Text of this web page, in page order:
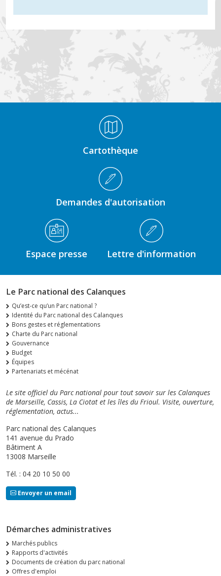
Cartothèque
Demandes d'autorisation
Espace presse Lettre d'information
Le Parc national des Calanques
Qu’est-ce qu’un Parc national ?
Identité du Parc national des Calanques
Bons gestes et réglementations
Charte du Parc national
Gouvernance
Budget
Équipes
Partenariats et mécénat
Le site officiel du Parc national pour tout savoir sur les Calanques
de Marseille, Cassis, La Ciotat et les îles du Frioul. Visite, ouverture,
réglementation, actus...
Parc national des Calanques
141 avenue du Prado
Bâtiment A
13008 Marseille
Tél. : 04 20 10 50 00
Envoyer un email
Démarches administratives
Marchés publics
Rapports d'activités
Documents de création du parc national
Offres d'emploi